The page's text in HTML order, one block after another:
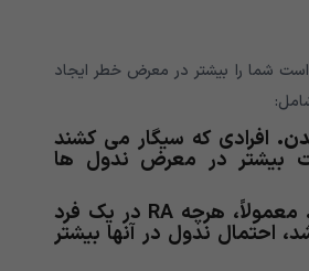
شما را بیشتر در معرض خطر ایجاد
افرادی که سیگار می کشند
بیشتر در معرض ندول ها
معمولاً، هرچه RA در یک فرد
احتمال ندول در آنها بیشتر